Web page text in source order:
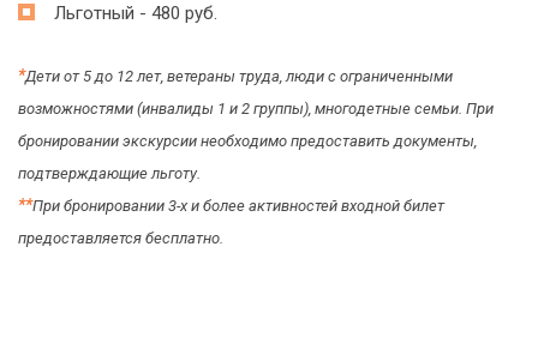
Льготный - 480 руб.
*Дети от 5 до 12 лет, ветераны труда, люди с ограниченными
возможностями (инвалиды 1 и 2 группы), многодетные семьи. При
бронировании экскурсии необходимо предоставить документы,
подтверждающие льготу.
**При бронировании 3-х и более активностей входной билет
предоставляется бесплатно.